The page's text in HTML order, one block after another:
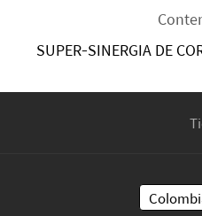
SUPER-SINERGIA DE